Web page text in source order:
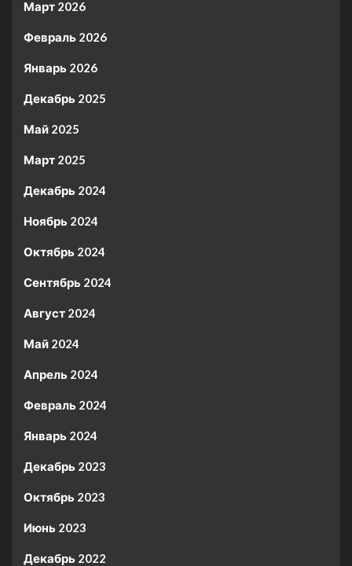
Март 2026
Февраль 2026
Январь 2026
Декабрь 2025
Май 2025
Март 2025
Декабрь 2024
Ноябрь 2024
Октябрь 2024
Сентябрь 2024
Август 2024
Май 2024
Апрель 2024
Февраль 2024
Январь 2024
Декабрь 2023
Октябрь 2023
Июнь 2023
Декабрь 2022